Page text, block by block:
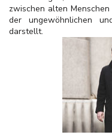
zwischen alten
der ungewöhnlichen
darstellt.